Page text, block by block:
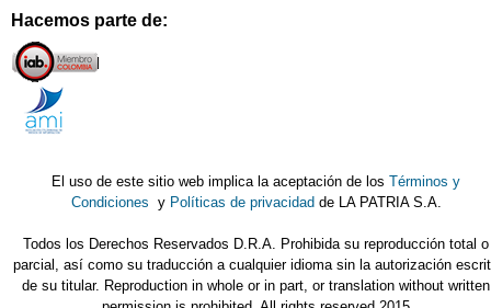
Hacemos parte de:
El uso de este sitio web implica la aceptación de losTérminos y
Condiciones y Políticas de privacidad de LA PATRIA S.A.
Todos los Derechos Reservados D.R.A. Prohibida su reproducción total o
parcial, así como su traducción a cualquier idioma sin la autorización
de su titular. Reproduction in whole or in part, or translation without written